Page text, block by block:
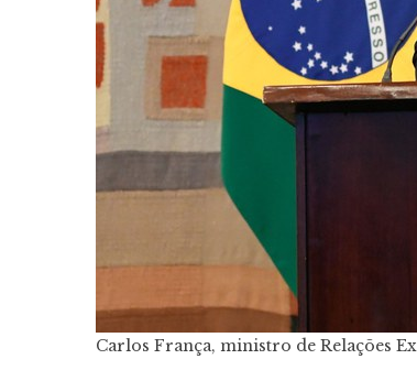
Carlos França, ministro de Relações